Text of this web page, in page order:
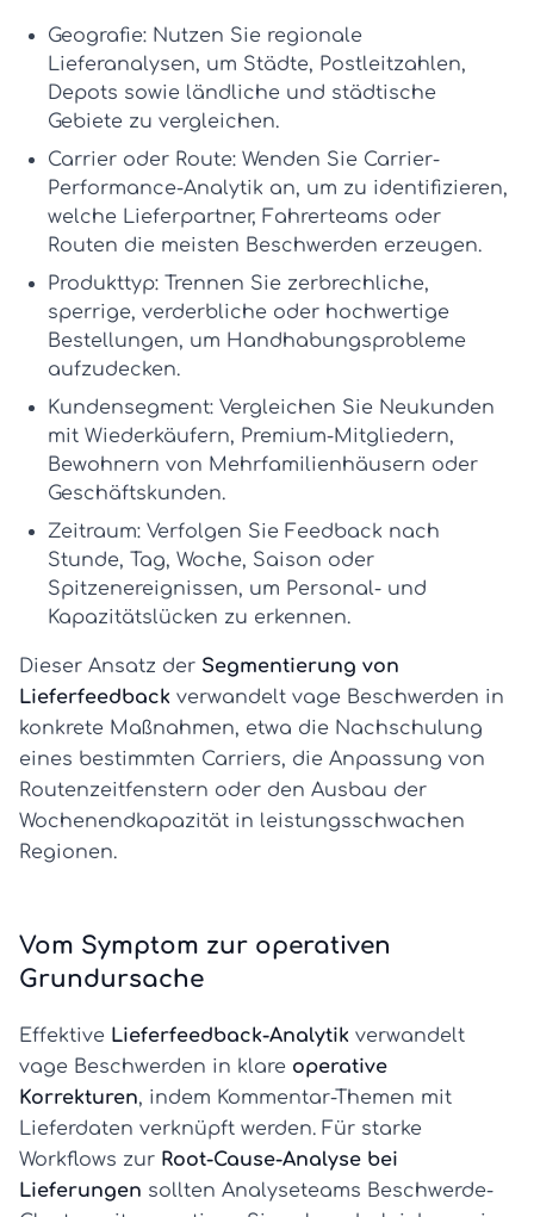
Geografie: Nutzen Sie regionale
Lieferanalysen, um Städte, Postleitzahlen,
Depots sowie ländliche und städtische
Gebiete zu vergleichen.
Carrier oder Route: Wenden Sie Carrier-
Performance-Analytik an, um zu identifizieren,
welche Lieferpartner, Fahrerteams oder
Routen die meisten Beschwerden erzeugen.
Produkttyp: Trennen Sie zerbrechliche,
sperrige, verderbliche oder hochwertige
Bestellungen, um Handhabungsprobleme
aufzudecken.
Kundensegment: Vergleichen Sie Neukunden
mit Wiederkäufern, Premium-Mitgliedern,
Bewohnern von Mehrfamilienhäusern oder
Geschäftskunden.
Zeitraum: Verfolgen Sie Feedback nach
Stunde, Tag, Woche, Saison oder
Spitzenereignissen, um Personal- und
Kapazitätslücken zu erkennen.
Dieser Ansatz der Segmentierung von
Lieferfeedback verwandelt vage Beschwerden in
konkrete Maßnahmen, etwa die Nachschulung
eines bestimmten Carriers, die Anpassung von
Routenzeitfenstern oder den Ausbau der
Wochenendkapazität in leistungsschwachen
Regionen.
Vom Symptom zur operativen
Grundursache
Effektive Lieferfeedback-Analytik verwandelt
vage Beschwerden in klare operative
Korrekturen, indem Kommentar-Themen mit
Lieferdaten verknüpft werden. Für starke
Workflows zur Root-Cause-Analyse bei
Lieferungen sollten Analyseteams Beschwerde-